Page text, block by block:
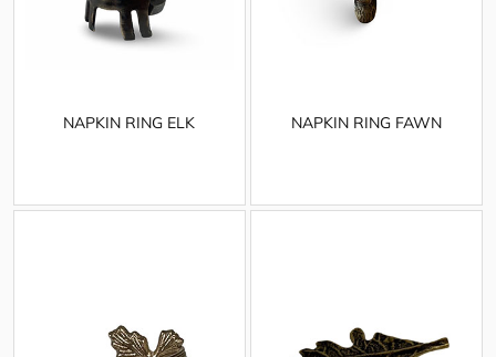
NAPKIN RING ELK NAPKIN RING FAWN